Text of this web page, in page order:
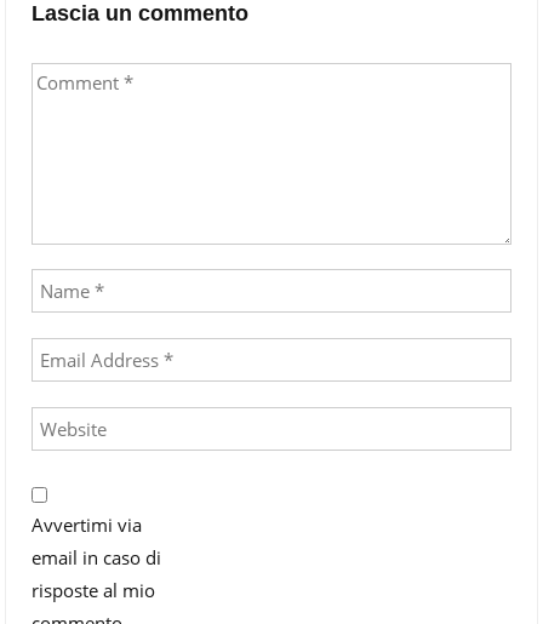
Lascia un commento
Avvertimi via
email in caso di
risposte al mio